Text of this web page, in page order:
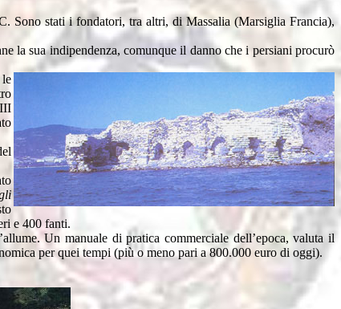
Sono stati i fondatori, tra altri, di Massalia (Marsiglia Francia),
la sua indipendenza, comunque il danno che i persiani procurò
le
e 400 fanti.
Un manuale di pratica commerciale dell’epoca, valuta il
per quei tempi (più o meno pari a 800.000 euro di oggi).